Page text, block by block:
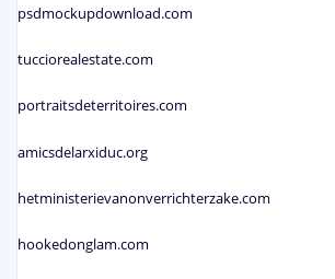
psdmockupdownload.com
tucciorealestate.com
portraitsdeterritoires.com
amicsdelarxiduc.org
hetministerievanonverrichterzake.com
hookedonglam.com